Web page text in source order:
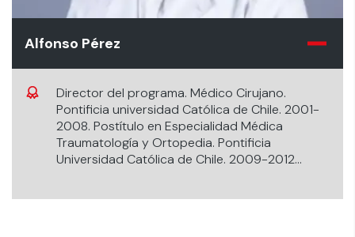
Alfonso Pérez
Director del programa. Médico Cirujano.
Pontificia universidad Católica de Chile. 2001-
2008. Postítulo en Especialidad Médica
Traumatología y Ortopedia. Pontificia
Universidad Católica de Chile. 2009-2012